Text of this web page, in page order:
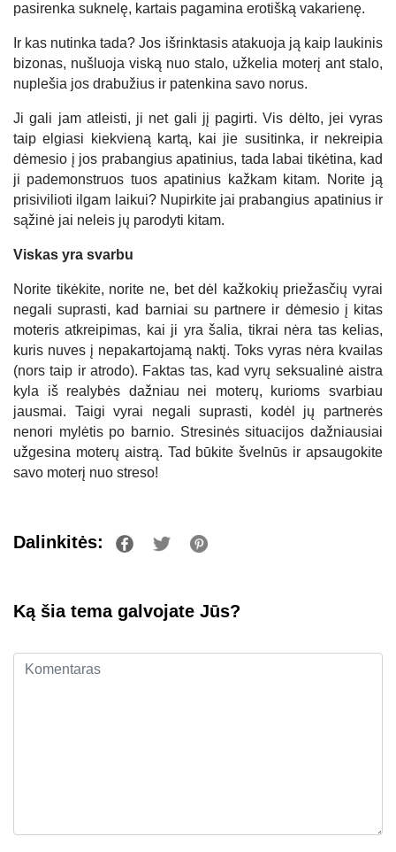
pasirenka suknelę, kartais pagamina erotišką vakarienę.
Ir kas nutinka tada? Jos išrinktasis atakuoja ją kaip laukinis
bizonas, nušluoja viską nuo stalo, užkelia moterį ant stalo,
nuplešia jos drabužius ir patenkina savo norus.
Ji gali jam atleisti, ji net gali jį pagirti. Vis dėlto, jei vyras
taip elgiasi kiekvieną kartą, kai jie susitinka, ir nekreipia
dėmesio į jos prabangius apatinius, tada labai tikėtina, kad
ji pademonstruos tuos apatinius kažkam kitam. Norite ją
prisivilioti ilgam laikui? Nupirkite jai prabangius apatinius ir
sąžinė jai neleis jų parodyti kitam.
Viskas yra svarbu
Norite tikėkite, norite ne, bet dėl kažkokių priežasčių vyrai
negali suprasti, kad barniai su partnere ir dėmesio į kitas
moteris atkreipimas, kai ji yra šalia, tikrai nėra tas kelias,
kuris nuves į nepakartojamą naktį. Toks vyras nėra kvailas
(nors taip ir atrodo). Faktas tas, kad vyrų seksualinė aistra
kyla iš realybės dažniau nei moterų, kurioms svarbiau
jausmai. Taigi vyrai negali suprasti, kodėl jų partnerės
nenori mylėtis po barnio. Stresinės situacijos dažniausiai
užgesina moterų aistrą. Tad būkite švelnūs ir apsaugokite
savo moterį nuo streso!
Dalinkitės:
Ką šia tema galvojate Jūs?